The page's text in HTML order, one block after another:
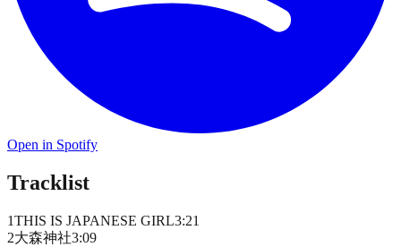
Open in Spotify
Tracklist
1THIS IS JAPANESE GIRL3:21
2大森神社3:09